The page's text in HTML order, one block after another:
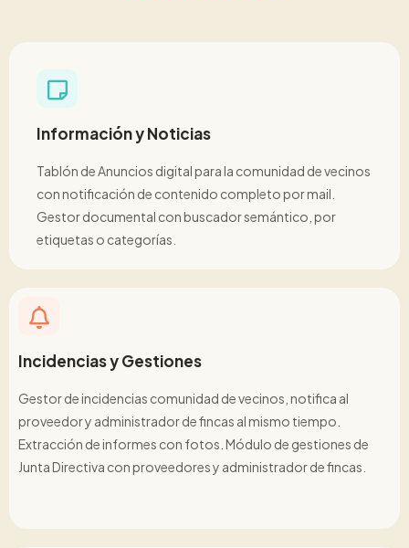
Información y Noticias
Tablón de Anuncios digital para la comunidad de vecinos
con notificación de contenido completo por mail.
Gestor documental con buscador semántico, por
etiquetas o categorías.
Incidencias y Gestiones
Gestor de incidencias comunidad de vecinos, notifica al
proveedor y administrador de fincas al mismo tiempo.
Extracción de informes con fotos. Módulo de gestiones de
Junta Directiva con proveedores y administrador de fincas.